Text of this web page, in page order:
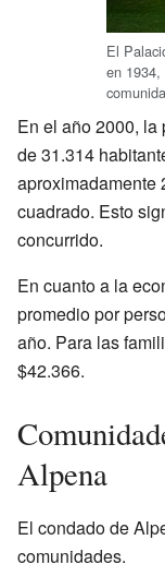
El
en 1934,
En el año 2000,
de 31.314
aproximadamente
cuadrado. Esto
concurrido.
En cuanto a la
promedio por
año. Para las
$42.366.
Alpena
El condado de
comunidades.